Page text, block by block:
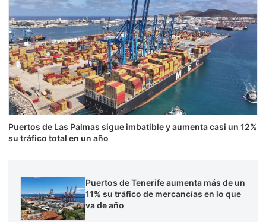
Puertos de Las Palmas sigue imbatible y aumenta casi un 12%
su tráfico total en un año
Puertos de Tenerife aumenta más de un
11% su tráfico de mercancías en lo que
va de año